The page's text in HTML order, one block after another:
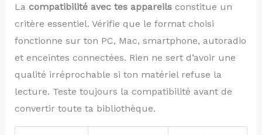
La compatibilité avec tes appareilsconstitue un
critère essentiel. Vérifie que le format choisi
fonctionne sur ton PC, Mac, smartphone, autoradio
et enceintes connectées. Rien ne sert d’avoir une
qualité irréprochable si ton matériel refuse la
lecture. Teste toujours la compatibilité avant de
convertir toute ta bibliothèque.